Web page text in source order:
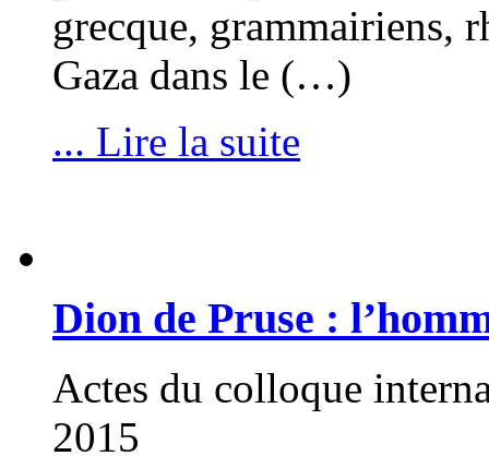
grecque, grammairiens,
Gaza dans le (…)
... Lire la suite
Dion de Pruse :
Actes du colloque
2015